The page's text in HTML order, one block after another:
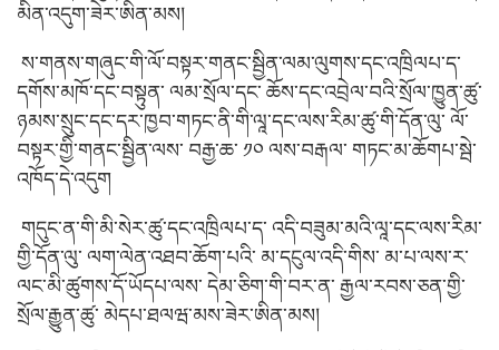
མིན་འདུག་ཟེར་ཨིན་མས།
ས་གནས་གཞུང་གི་ལོ་བསྟར་གནང་སྦྱིན་ལམ་ལུགས་དང་འཁྲིལཔ་ད་
དགོས་མཁོ་དང་བསྟུན་ ལམ་སྲོལ་དང་ ཆོས་དང་འབྲེལ་བའི་སྲོལ་ཁྱུན་ཚུ་
ཉམས་སྲུང་དང་དར་ཁྱབ་གཏང་ནི་གི་ལཱ་དང་ལས་རིམ་ཚུ་གི་དོན་ལུ་ ལོ་
བསྟར་གྱི་གནང་སྦྱིན་ལས་ བརྒྱ་ཆ་ ༡༠ ལས་བརྒལ་ གཏང་མ་ཆོགཔ་སྦེ་
འཁོད་དེ་འདུག
གདུང་ན་གི་མི་སེར་ཚུ་དང་འཁྲིལཔ་ད་ འདི་བཟུམ་མའི་ལཱ་དང་ལས་རིམ་
གྱི་དོན་ལུ་ ལག་ལེན་འཐབ་ཆོག་པའི་ མ་དངུལ་འདི་གིས་ མ་པ་ལས་ར་
ལང་མི་ཚུགས་དོ་ཡོདཔ་ལས་ དེམ་ཅིག་གི་བར་ན་ རྒྱལ་རབས་ཅན་གྱི་
སྲོལ་རྒྱུན་ཚུ་ མེདཔ་ཐལཝ་མས་ཟེར་ཨིན་མས།